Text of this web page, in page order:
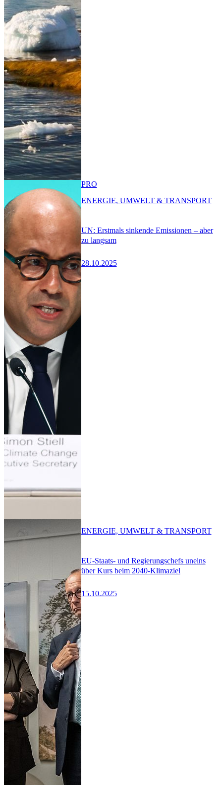
UN: Erstmals sinkende Emissionen – aber
zu langsam
28.10.2025
PRO
ENERGIE, UMWELT & TRANSPORT
EU-Staats- und Regierungschefs uneins
über Kurs beim 2040-Klimaziel
15.10.2025
ENERGIE, UMWELT & TRANSPORT